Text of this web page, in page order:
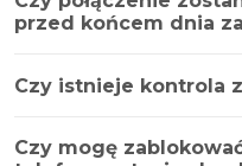
przed końcem dnia
Czy istnieje kontrola
Czy mogę